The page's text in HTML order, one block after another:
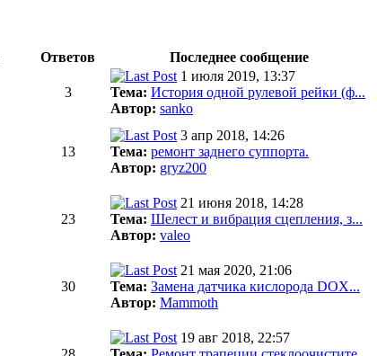
Ответов
Последнее сообщение
3
1 июля 2019, 13:37
Тема: История одной рулевой рейки (ф...
Автор: sanko
13
3 апр 2018, 14:26
Тема: ремонт заднего суппорта.
Автор: gryz200
23
21 июня 2018, 14:28
Тема: Шелест и вибрация сцепления, з...
Автор: valeo
30
21 мая 2020, 21:06
Тема: Замена датчика кислорода DOX...
Автор: Mammoth
19 авг 2018, 22:57